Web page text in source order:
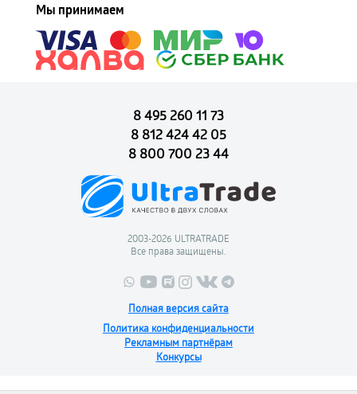
Мы принимаем
8 495 260 11 73
8 812 424 42 05
8 800 700 23 44
2003-2026 ULTRATRADE
Все права защищены.
Полная версия сайта
Политика конфиденциальности
Рекламным партнёрам
Конкурсы